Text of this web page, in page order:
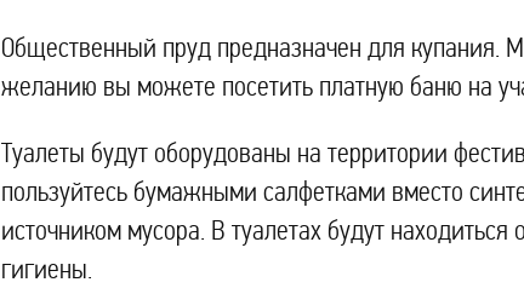
Общественный пруд предназначен для купания.
желанию вы можете посетить платную баню на
Туалеты будут оборудованы на территории
пользуйтесь бумажными салфетками вместо
источником мусора. В туалетах будут
гигиены.